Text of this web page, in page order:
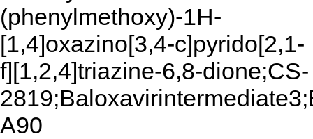
(phenylmethoxy)-1H-
[1,4]oxazino[3,4-c]pyrido[2,1-
f][1,2,4]triazine-6,8-dione;CS-
A90